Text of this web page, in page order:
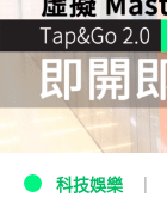
科技娛樂